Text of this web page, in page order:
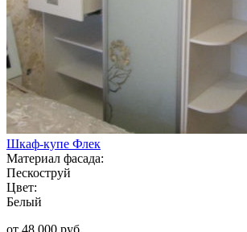
Шкаф-купе Флек
Материал фасада:
Пескоструй
Цвет:
Белый
от 48 000 руб.